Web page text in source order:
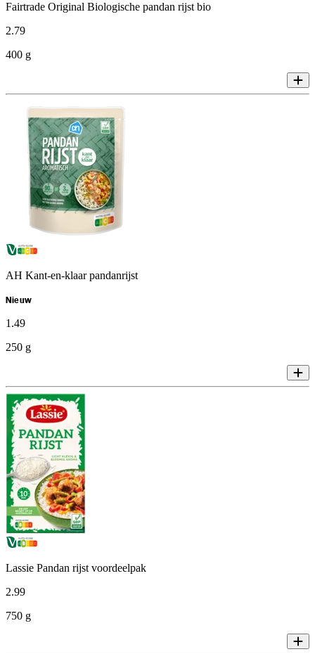
Fairtrade Original Biologische pandan rijst bio
2.79
400 g
AH Kant-en-klaar pandanrijst
Nieuw
1.49
250 g
Lassie Pandan rijst voordeelpak
2.99
750 g